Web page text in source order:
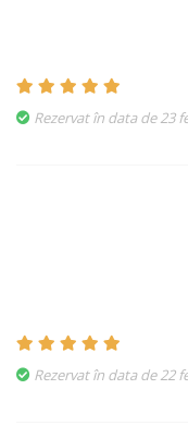
Rezervat în data de 23
Rezervat în data de 22